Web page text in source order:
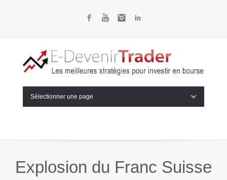
FacebookYouTubeInstagram
Sélectionner une page
Explosion du Franc Suisse